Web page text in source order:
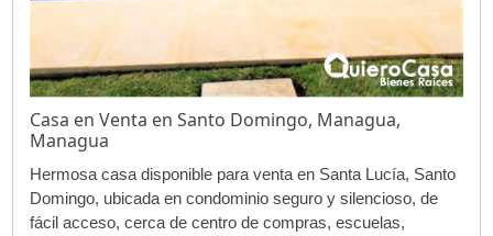
Casa en Venta en Santo Domingo, Managua,
Managua
Hermosa casa disponible para venta en Santa Lucía, Santo
Domingo, ubicada en condominio seguro y silencioso, de
fácil acceso, cerca de centro de compras, escuelas,